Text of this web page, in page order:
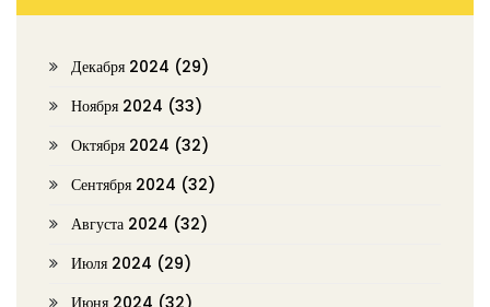
Декабря 2024 (29)
Ноября 2024 (33)
Октября 2024 (32)
Сентября 2024 (32)
Августа 2024 (32)
Июля 2024 (29)
Июня 2024 (32)